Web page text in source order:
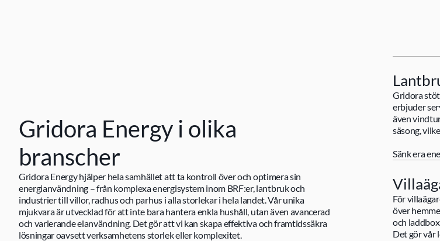
Gridora Energy i olika
branscher
Gridora Energy hjälper hela samhället att ta kontroll över och optimera sin
energianvändning – från komplexa energisystem inom BRF:er, lantbruk och
industrier till villor, radhus och parhus i alla storlekar i hela landet. Vår unika
mjukvara är utvecklad för att inte bara hantera enkla hushåll, utan även avancerad
och varierande elanvändning. Det gör att vi kan skapa effektiva och framtidssäkra
lösningar oavsett verksamhetens storlek eller komplexitet.
Gridora
erbjuder
även
säsong,
Sänk era
För
över
och
Det gör vår